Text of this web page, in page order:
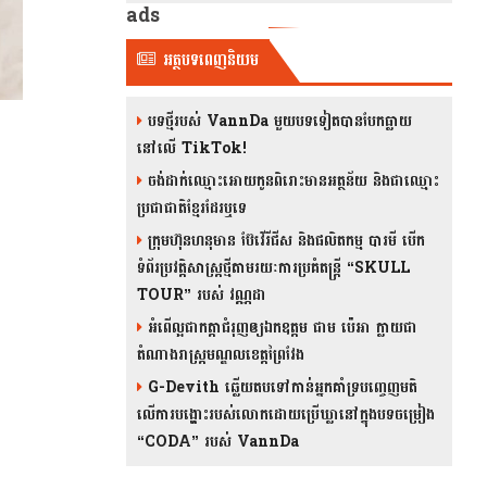
ads
អត្ថបទពេញនិយម
បទថ្មីរបស់ VannDa មួយបទទៀតបានបែកធ្លាយ
នៅលើ TikTok!
ចង់ដាក់ឈ្មោះអោយកូនពិរោះមានអត្ថន័យ និងជាឈ្មោះ
ប្រជាជាតិខ្មែរដែរឬទេ
ក្រុមហ៊ុនហនុមាន ប៊ែវើរីជីស និង​ផលិតកម្ម បារមី​ បើក
ទំព័រប្រវត្តិសាស្ត្រថ្មីតាមរយៈការប្រគំតន្រ្តី “SKULL
TOUR” របស់ វណ្ណដា
អំពើល្អជាកត្តាជំរុញឲ្យឯកឧត្តម ជាម ប៉េអា ក្លាយជា
តំណាងរាស្ត្រមណ្ឌលខេត្តព្រៃវែង
G-Devith ឆ្លើយតបទៅកាន់អ្នកគាំទ្របញ្ចេញមតិ
លើការបង្ហោះរបស់លោកដោយប្រើឃ្លានៅក្នុងបទចម្រៀង
“CODA” រ​​​បស់ VannDa